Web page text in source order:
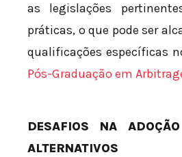
as legislações
práticas, o que pode ser
qualificações específicas
Pós-Graduação em
DESAFIOS NA
ALTERNATIVOS